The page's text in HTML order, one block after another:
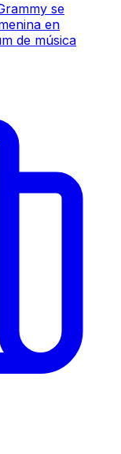
se
en
de música